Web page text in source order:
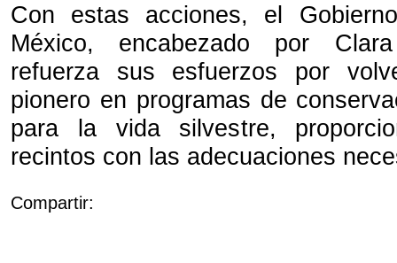
Con estas acciones, el
México, encabezado por
refuerza sus esfuerzos por
pionero en programas de
para la vida silvestre,
recintos con las adecuaciones
Compartir: